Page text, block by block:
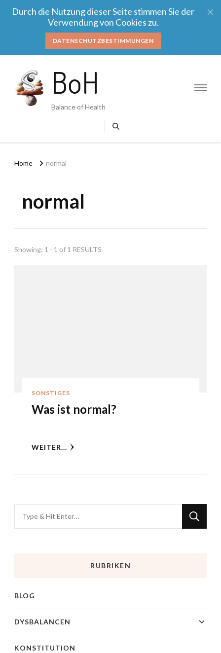
Durch die Nutzung dieser Seite stimmen Sie der
Verwendung von Cookies zu.
DATENSCHUTZBESTIMMUNGEN
BoH
Balance of Health
Home normal
normal
Showing: 1 - 1 of 1 RESULTS
SONSTIGES
Was ist normal?
WEITER...
RUBRIKEN
BLOG
DYSBALANCEN
KONSTITUTION